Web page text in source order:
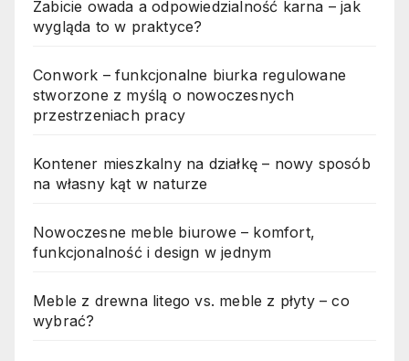
Zabicie owada a odpowiedzialność karna – jak
wygląda to w praktyce?
Conwork – funkcjonalne biurka regulowane
stworzone z myślą o nowoczesnych
przestrzeniach pracy
Kontener mieszkalny na działkę – nowy sposób
na własny kąt w naturze
Nowoczesne meble biurowe – komfort,
funkcjonalność i design w jednym
Meble z drewna litego vs. meble z płyty – co
wybrać?